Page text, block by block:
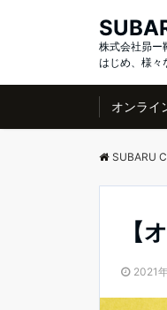
株式会社昴
はじめ、様々
オンライ
SUBARU
【
2021